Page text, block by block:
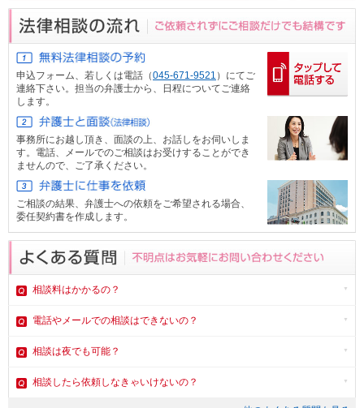
申込フォーム、 若しくは電話（045-671-9521 ）にてご
連絡下さい。担当の弁護士から、日程についてご連絡
します。
事務所にお越し頂き、面談の上、お話しをお伺いしま
す。電話、メールでのご相談はお受けすることができ
ませんので、ご了承ください。
ご相談の結果、弁護士への依頼をご希望される場合、
委任契約書を作成します。
相談料はかかるの？
電話やメールでの相談はできないの？
相談は夜でも可能？
相談したら依頼しなきゃいけないの？